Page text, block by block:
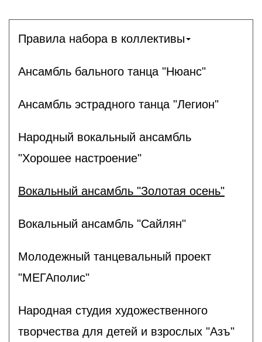
Правила набора в коллективы
Ансамбль бального танца "Нюанс"
Ансамбль эстрадного танца "Легион"
Народный вокальный ансамбль
"Хорошее настроение"
Вокальный ансамбль "Золотая осень"
Вокальный ансамбль "Сайлян"
Молодежный танцевальный проект
"МЕГАполис"
Народная студия художественного
творчества для детей и взрослых "Азъ"